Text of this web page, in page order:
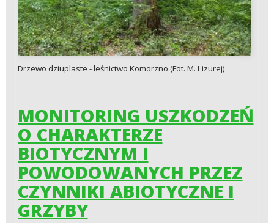
Drzewo dziuplaste - leśnictwo Komorzno (Fot. M. Lizurej)
MONITORING USZKODZEŃ
O CHARAKTERZE
BIOTYCZNYM I
POWODOWANYCH PRZEZ
CZYNNIKI ABIOTYCZNE I
GRZYBY